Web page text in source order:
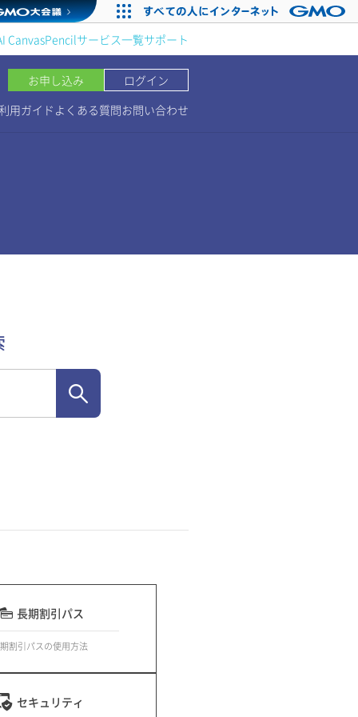
CanvasPencilサービス一覧サポート
お申し込み
ログイン
用ガイド よくある質問お問い合わせ
長期割引パス
割引パスの使用方法
セキュリティ